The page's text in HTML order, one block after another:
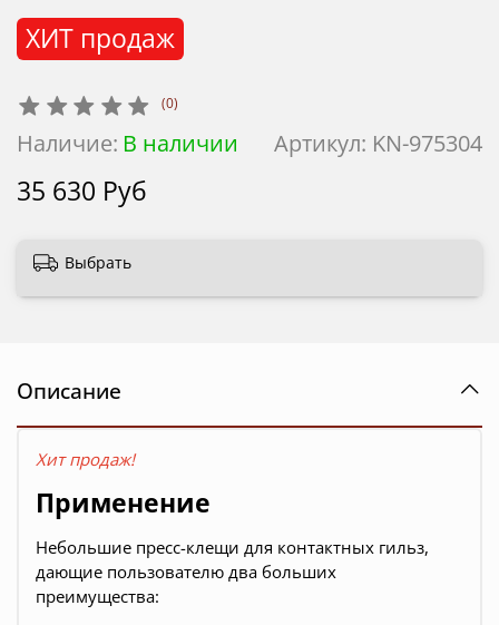
(0)
Артикул: KN-975304
Наличие: В наличии
ХИТ продаж
35 630 Руб
Выбрать
Описание
Хит продаж!
Применение
Небольшие пресс-клещи для контактных гильз,
дающие пользователю два больших
преимущества: